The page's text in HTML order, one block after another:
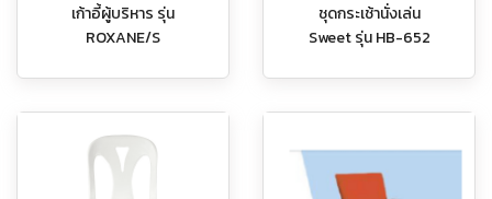
เก้าอี้ผู้บริหาร รุ่น
ROXANE/S
ชุดกระเช้านั่งเล่น
Sweet รุ่น HB-652